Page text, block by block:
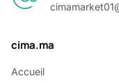
cima.ma
Accueil